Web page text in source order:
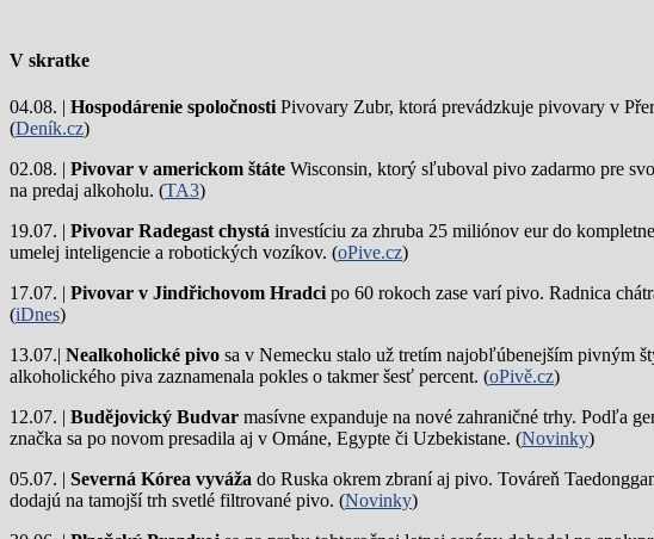
V skratke
04.08. | Hospodárenie spoločnosti Pivovary Zubr, ktorá prevádzkuje pivovary v
(Deník.cz)
02.08. | Pivovar v americkom štáte Wisconsin, ktorý sľuboval pivo zadarmo pre
na predaj alkoholu. (TA3)
19.07. | Pivovar Radegast chystá investíciu za zhruba 25 miliónov eur do
umelej inteligencie a robotických vozíkov. (oPive.cz)
17.07. | Pivovar v Jindřichovom Hradci po 60 rokoch zase varí pivo. Radnica
(iDnes)
13.07.| Nealkoholické pivo sa v Nemecku stalo už tretím najobľúbenejším pivným
alkoholického piva zaznamenala pokles o takmer šesť percent. (oPivě.cz)
12.07. | Budějovický Budvar masívne expanduje na nové zahraničné trhy. Podľa
značka sa po novom presadila aj v Ománe, Egypte či Uzbekistane. (Novinky)
05.07. | Severná Kórea vyváža do Ruska okrem zbraní aj pivo. Továreň
dodajú na tamojší trh svetlé filtrované pivo. (Novinky)